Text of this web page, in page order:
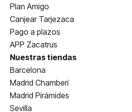
Plan Amigo
Canjear Tarjezaca
Pago a plazos
APP Zacatrus
Nuestras tiendas
Barcelona
Madrid Chamberí
Madrid Pirámides
Sevilla